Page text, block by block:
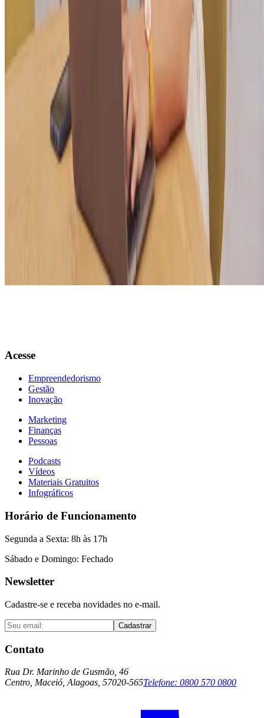
Assim, você pode otimizar os anúncios continuamente, melhorando
resultados com ajustes simples, mas que aumentam muito a taxa de
Mas, não se esqueça de acompanhar de perto os resultados das suas
estratégias de segmentação. Sem essa análise constante, fica difícil
perceber o que precisa ser ajustado, e
isso pode levar ao desperdício
de recursos e oportunidades
Quando você
regularmente, consegue identificar
padrões de comportamento, melhorar o foco dos anúncios e adaptar
suas estratégias conforme as mudanças no perfil do público.
Alcançar o público certo vai além de simplesmente anunciar. O
caminho para aumentar suas vendas e fortalecer o seu negócio está
saber onde investir e como alcançar os clientes certos.
As estratégias de segmentação garantem que cada campanha tenha
impacto real, direcionando seus esforços para quem realmente se
interessa pelo seu produto. Com ajustes contínuos e uma boa análise
dados, seus anúncios podem evoluir e se tornar cada vez mais
Para aprender ainda mais sobre como potencializar essas estratégias,
Jornada de Marketing & Vendas do Sebrae Alagoas
descubra novas formas de fazer seu negócio crescer!
Acesse
Empreendedorismo
Gestão
Inovação
Marketing
Finanças
Pessoas
Podcasts
Vídeos
Materiais Gratuitos
Infográficos
Horário de Funcionamento
Segunda a Sexta: 8h às 17h
Sábado e Domingo: Fechado
Newsletter
Cadastre-se e receba novidades no e-mail.
Cadastrar
Contato
Rua Dr. Marinho de Gusmão, 46
Centro, Maceió, Alagoas, 57020-565Telefone: 0800 570 0800